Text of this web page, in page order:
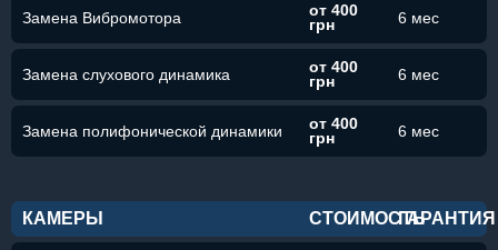
Замена Вибромотора
от 400
грн
6 мес
Замена слухового динамика
от 400
грн
6 мес
Замена полифонической динамики
от 400
грн
6 мес
КАМЕРЫ СТОИМОСТЬГАРАНТИЯ